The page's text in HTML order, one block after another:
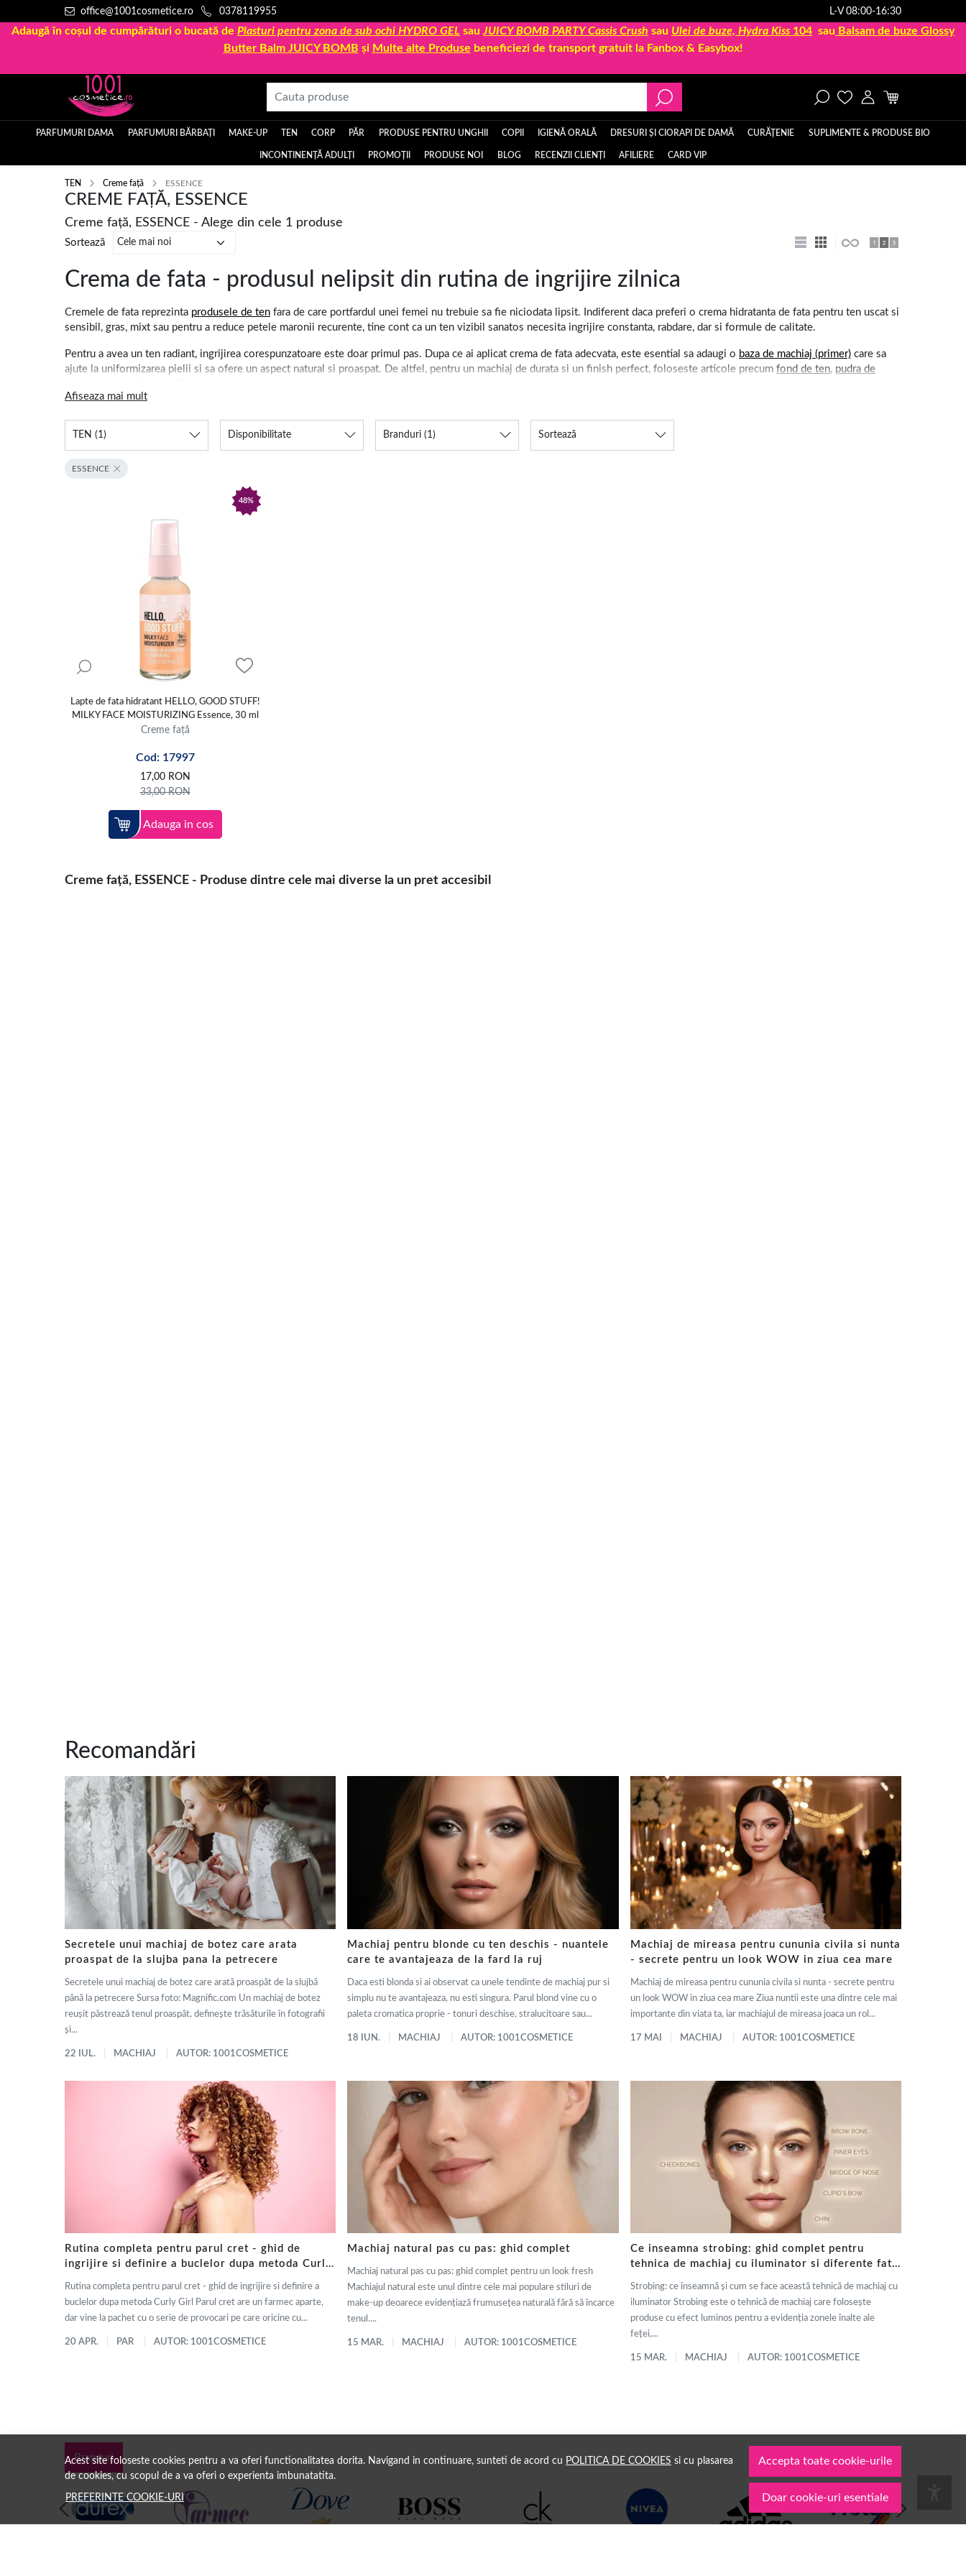
office@1001cosmetice.ro 0378119955 L-V 08:00-16:30
Adaugă în coșul de cumpărături o bucată de Plasturi pentru zona de sub ochi HYDRO GEL sau JUICY BOMB PARTY Cassis Crush sau Ulei de buze, Hydra Kiss 104 sau Balsam de buze Glossy
Butter Balm JUICY BOMB și Multe alte Produse beneficiezi de transport gratuit la Fanbox & Easybox!
PARFUMURI DAMA PARFUMURI BĂRBAȚI MAKE-UP TEN CORP PĂR PRODUSE PENTRU UNGHII COPII IGIENĂ ORALĂ DRESURI ȘI CIORAPI DE DAMĂ CURĂȚENIE SUPLIMENTE & PRODUSE BIO
INCONTINENȚĂ ADULȚI PROMOȚII PRODUSE NOI BLOG RECENZII CLIENȚI AFILIERE CARD VIP
TEN Creme față ESSENCE
CREME FAȚĂ, ESSENCE
Creme față, ESSENCE - Alege din cele 1 produse
Sortează
Crema de fata - produsul nelipsit din rutina de ingrijire zilnica
Cremele de fata reprezinta produsele de ten fara de care portfardul unei femei nu trebuie sa fie niciodata lipsit. Indiferent daca preferi o crema hidratanta de fata pentru ten uscat si
sensibil, gras, mixt sau pentru a reduce petele maronii recurente, tine cont ca un ten vizibil sanatos necesita ingrijire constanta, rabdare, dar si formule de calitate.
Pentru a avea un ten radiant, ingrijirea corespunzatoare este doar primul pas. Dupa ce ai aplicat crema de fata adecvata, este esential sa adaugi o baza de machiaj (primer) care sa
ajute la uniformizarea pielii si sa ofere un aspect natural si proaspat. De altfel, pentru un machiaj de durata si un finish perfect, foloseste articole precum fond de ten, pudra de
Crema de fata hidratanta - aliatul perfect pentru un ten luminos
In plus, crema de fata cu vitamina C ajuta la reducerea efectelor negative ale radicalilor liberi si rolul de a uniformiza nuanta pielii, de a reduce petele pigmentare si de a conferi un
aspect luminos. Alege acum varianta potrivita tipului tau de ten si incepe sa iti transformi rutina de ingrijire a pielii!
Afiseaza mai mult
TEN (1) Disponibilitate Branduri (1) Sortează
ESSENCE
48%
Lapte de fata hidratant HELLO, GOOD STUFF!
MILKY FACE MOISTURIZING Essence, 30 ml
Creme față
Cod: 17997
17,00 RON
33,00RON
Adauga in cos
Creme față, ESSENCE - Produse dintre cele mai diverse la un pret accesibil
Acest site foloseste cookies pentru a va oferi functionalitatea dorita. Navigand in continuare, sunteti de acord cu POLITICA DE COOKIES si cu plasarea
de cookies, cu scopul de a va oferi o experienta imbunatatita.
PREFERINTE COOKIE-URI
Accepta toate cookie-urile
Doar cookie-uri esentiale
Recomandări
Secretele unui machiaj de botez care arata
proaspat de la slujba pana la petrecere
Secretele unui machiaj de botez care arată proaspăt de la slujbă
până la petrecere Sursa foto: Magnific.com Un machiaj de botez
reușit păstrează tenul proaspăt, definește trăsăturile în fotografii
și...
22 IUL. MACHIAJ AUTOR: 1001COSMETICE
Machiaj pentru blonde cu ten deschis - nuantele
care te avantajeaza de la fard la ruj
Daca esti blonda si ai observat ca unele tendinte de machiaj pur si
simplu nu te avantajeaza, nu esti singura. Parul blond vine cu o
paleta cromatica proprie - tonuri deschise, stralucitoare sau...
18 IUN. MACHIAJ AUTOR: 1001COSMETICE
Machiaj de mireasa pentru cununia civila si nunta
- secrete pentru un look WOW in ziua cea mare
Machiaj de mireasa pentru cununia civila si nunta - secrete pentru
un look WOW in ziua cea mare Ziua nuntii este una dintre cele mai
importante din viata ta, iar machiajul de mireasa joaca un rol...
17 MAI MACHIAJ AUTOR: 1001COSMETICE
Rutina completa pentru parul cret - ghid de
ingrijire si definire a buclelor dupa metoda Curly
Rutina completa pentru parul cret - ghid de ingrijire si definire a
buclelor dupa metoda Curly Girl Parul cret are un farmec aparte,
dar vine la pachet cu o serie de provocari pe care oricine cu...
20 APR. PAR AUTOR: 1001COSMETICE
Machiaj natural pas cu pas: ghid complet
Machiaj natural pas cu pas: ghid complet pentru un look fresh
Machiajul natural este unul dintre cele mai populare stiluri de
make-up deoarece evidențiază frumusețea naturală fără să încarce
tenul....
15 MAR. MACHIAJ AUTOR: 1001COSMETICE
Ce inseamna strobing: ghid complet pentru
tehnica de machiaj cu iluminator si diferente fata
Strobing: ce înseamnă și cum se face această tehnică de machiaj cu
iluminator Strobing este o tehnică de machiaj care folosește
produse cu efect luminos pentru a evidenția zonele înalte ale
feței,...
15 MAR. MACHIAJ AUTOR: 1001COSMETICE
Branduri